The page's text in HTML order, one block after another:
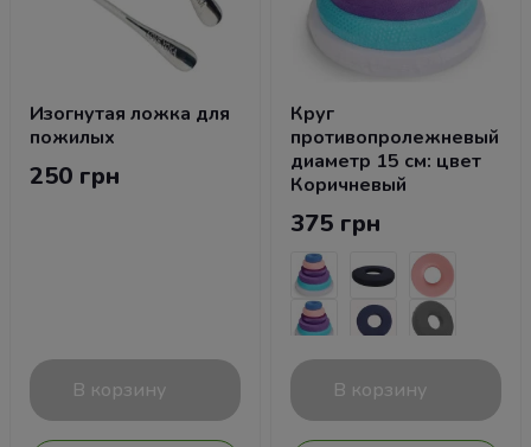
Изогнутая ложка для
пожилых
250 грн
В корзину
Круг
противопролежневый
диаметр 15 см: цвет
Коричневый
375 грн
В корзину